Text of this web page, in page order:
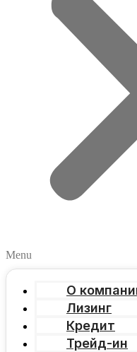
Menu
О
Лизинг
Кредит
Трейд-ин